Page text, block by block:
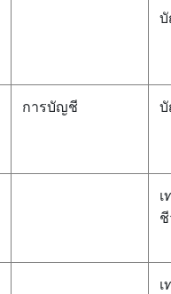
การบัญชี